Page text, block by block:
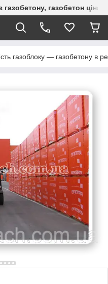
газобетон
газоблоку — газобетону в